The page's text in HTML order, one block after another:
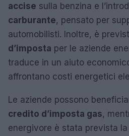
accise sulla benzina e
carburante, pensato per
automobilisti. Inoltre, è
d’imposta per le aziende
traduce in un aiuto
affrontano costi energetici
Le aziende possono
credito d’imposta gas,
energivore è stata prevista la